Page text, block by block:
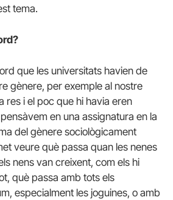
tema.
que les universitats havien de
gènere, per exemple al nostre
res i el poc que hi havia eren
en una assignatura en la
del gènere sociològicament
veure què passa quan les nenes
nens van creixent, com els hi
què passa amb tots els
especialment les joguines, o amb